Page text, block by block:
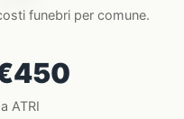
funebri per comune.
ATRI